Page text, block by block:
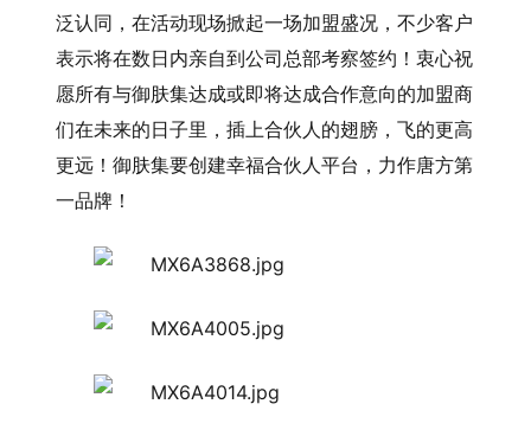
泛认同，在活动现场掀起一场加盟盛况，不少客户
表示将在数日内亲自到公司总部考察签约！衷心祝
愿所有与御肤集达成或即将达成合作意向的加盟商
们在未来的日子里，插上合伙人的翅膀，飞的更高
更远！御肤集要创建幸福合伙人平台，力作唐方第
一品牌！